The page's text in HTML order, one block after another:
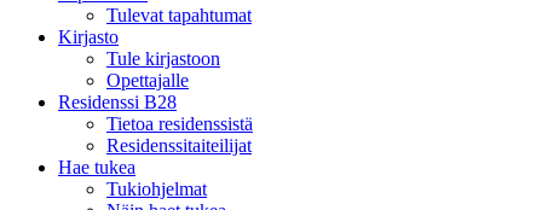
Tulevat tapahtumat
Kirjasto
Tule kirjastoon
Opettajalle
Residenssi B28
Tietoa residenssistä
Residenssitaiteilijat
Hae tukea
Tukiohjelmat